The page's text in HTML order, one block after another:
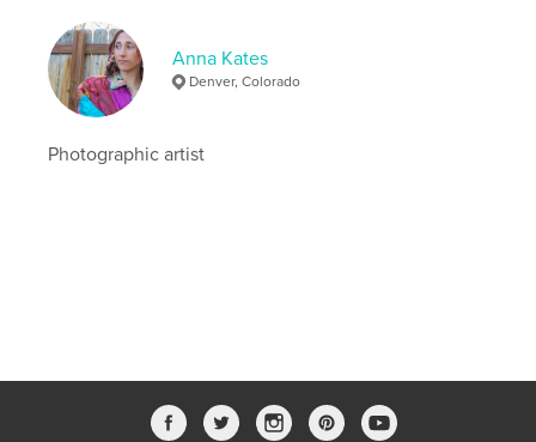
Anna Kates
Denver, Colorado
Photographic artist